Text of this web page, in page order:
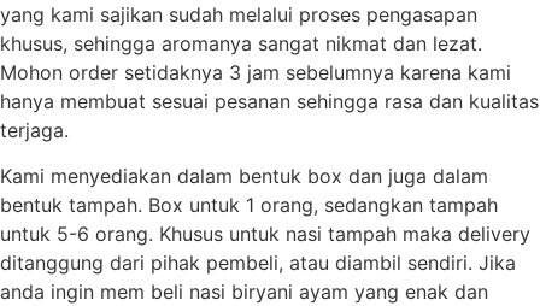
yang kami sajikan sudah melalui proses pengasapan
khusus, sehingga aromanya sangat nikmat dan lezat.
Mohon order setidaknya 3 jam sebelumnya karena kami
hanya membuat sesuai pesanan sehingga rasa dan kualitas
terjaga.
Kami menyediakan dalam bentuk box dan juga dalam
bentuk tampah. Box untuk 1 orang, sedangkan tampah
untuk 5-6 orang. Khusus untuk nasi tampah maka delivery
ditanggung dari pihak pembeli, atau diambil sendiri. Jika
anda ingin mem beli nasi biryani ayam yang enak dan